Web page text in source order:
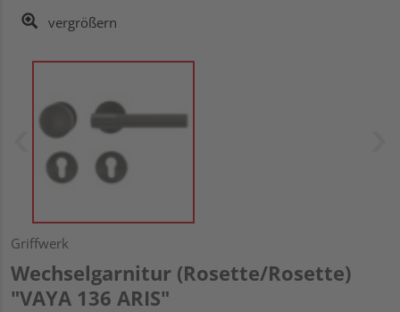
vergrößern
Griffwerk
Wechselgarnitur (Rosette/Rosette)
"VAYA 136 ARIS"